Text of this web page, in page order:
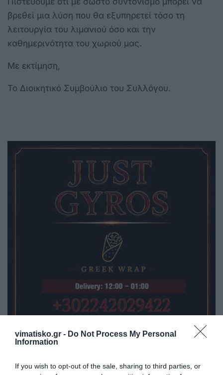
vimatisko.gr - Do Not Process My Personal
Information
If you wish to opt-out of the sale, sharing to third parties, or
βρεθεί μια λύση που θα εξυπηρετεί τόσο τη
λειτουργία του λιμανιού όσο και την
καθημερινότητα του χωριού μας.
Με εκτίμηση,
Το Διοικητικό Συμβούλιο του Συλλόγου.